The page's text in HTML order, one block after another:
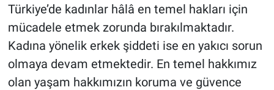
Türkiye’de kadınlar hâlâ en temel hakları için
mücadele etmek zorunda bırakılmaktadır.
Kadına yönelik erkek şiddeti ise en yakıcı sorun
olmaya devam etmektedir. En temel hakkımız
olan yaşam hakkımızın koruma ve güvence